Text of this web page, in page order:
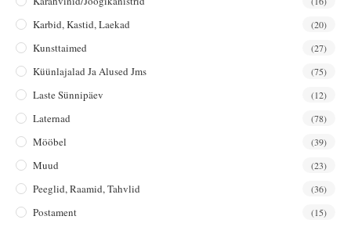
Karbid, Kastid, Laekad (20)
Kunsttaimed (27)
Küünlajalad Ja Alused Jms (75)
Laste Sünnipäev (12)
Laternad (78)
Mööbel (39)
Muud (23)
Peeglid, Raamid, Tahvlid (36)
Postament (15)